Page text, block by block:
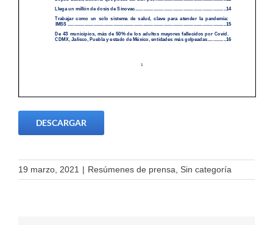
DESCARGAR
19 marzo, 2021 | Resúmenes de prensa, Sin categoría